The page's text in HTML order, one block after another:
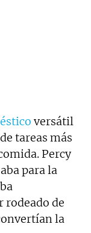
versátil
tareas más
Percy
para la
rodeado de
la